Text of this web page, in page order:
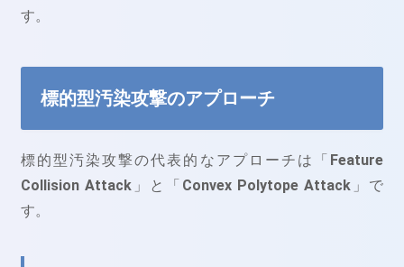
す。
標的型汚染攻撃のアプローチ
標的型汚染攻撃の代表的なアプローチは「 Feature
Collision Attack 」と「 Convex Polytope Attack」で
す。